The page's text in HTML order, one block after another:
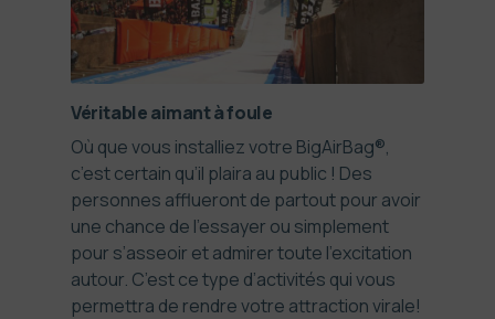
Véritable aimant à foule
Où que vous installiez votre BigAirBag®,
c’est certain qu’il plaira au public ! Des
personnes afflueront de partout pour avoir
une chance de l’essayer ou simplement
pour s’asseoir et admirer toute l’excitation
autour. C’est ce type d’activités qui vous
permettra de rendre votre attraction virale!